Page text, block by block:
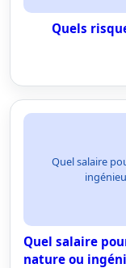
Quels
Quel salaire
Quel salaire
nature ou